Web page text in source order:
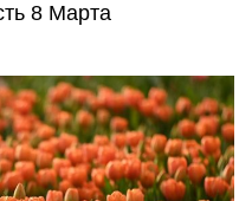
8 Марта